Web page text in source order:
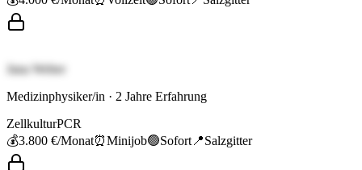
Jana Weber
Medizinphysiker/in · 2 Jahre Erfahrung
ZellkulturPCR
💰3.800 €/Monat⏰Minijob🟢Sofort 📍Salzgitter